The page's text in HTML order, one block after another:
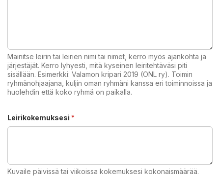
Mainitse leirin tai leirien nimi tai nimet, kerro myös ajankohta ja
järjestäjät. Kerro lyhyesti, mitä kyseinen leiritehtäväsi piti
sisällään. Esimerkki: Valamon kripari 2019 (ONL ry). Toimin
ryhmänohjaajana, kuljin oman ryhmäni kanssa eri toiminnoissa ja
huolehdin että koko ryhmä on paikalla.
Leirikokemuksesi *
Kuvaile päivissä tai viikoissa kokemuksesi kokonaismäärää.